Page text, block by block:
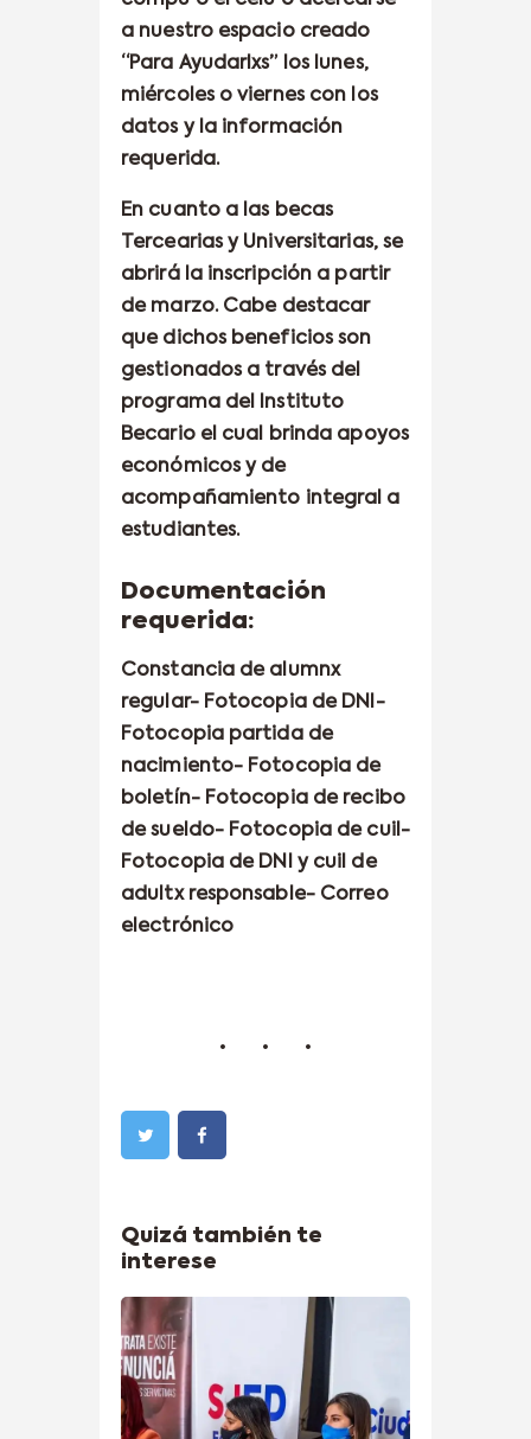
a nuestro espacio creado
“Para Ayudarlxs” los lunes,
miércoles o viernes con los
datos y la información
requerida.
En cuanto a las becas
Tercearias y Universitarias, se
abrirá la inscripción a partir
de marzo. Cabe destacar
que dichos beneficios son
gestionados a través del
programa del Instituto
Becario el cual brinda apoyos
económicos y de
acompañamiento integral a
estudiantes.
Documentación
requerida:
Constancia de alumnx
regular- Fotocopia de DNI-
Fotocopia partida de
nacimiento- Fotocopia de
boletín- Fotocopia de recibo
de sueldo- Fotocopia de cuil-
Fotocopia de DNI y cuil de
adultx responsable- Correo
electrónico
Quizá también te
interese